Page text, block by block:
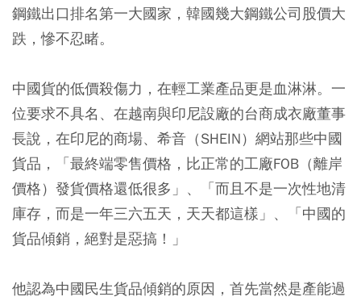
鋼鐵出口排名第一大國家，韓國幾大鋼鐵公司股價大
跌，慘不忍睹。
中國貨的低價殺傷力，在輕工業產品更是血淋淋。一
位要求不具名、在越南與印尼設廠的台商成衣廠董事
長說，在印尼的商場、希音（SHEIN）網站那些中國
貨品，「最終端零售價格，比正常的工廠FOB（離岸
價格）發貨價格還低很多」、「而且不是一次性地清
庫存，而是一年三六五天，天天都這樣」、「中國的
貨品傾銷，絕對是惡搞！」
他認為中國民生貨品傾銷的原因，首先當然是產能過